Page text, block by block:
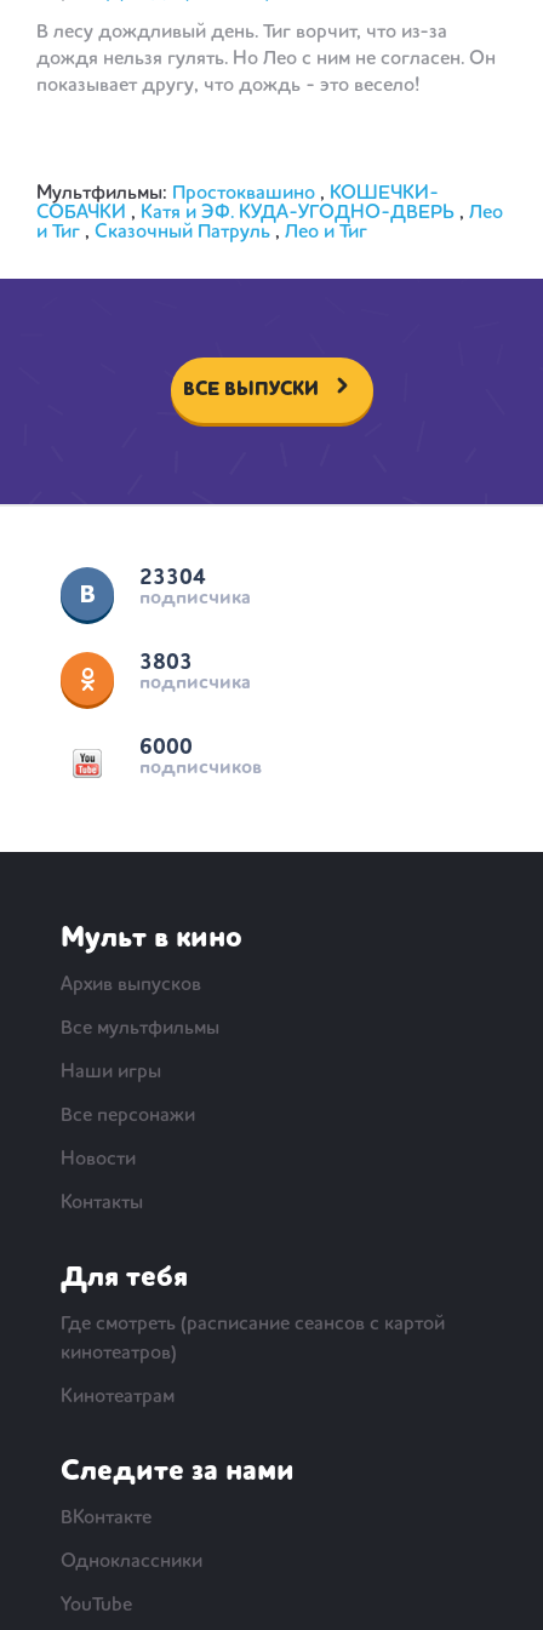
В лесу дождливый день. Тиг ворчит, что из-за
дождя нельзя гулять. Но Лео с ним не согласен. Он
показывает другу, что дождь - это весело!
Мультфильмы: Простоквашино , КОШЕЧКИ-
СОБАЧКИ , Катя и ЭФ. КУДА-УГОДНО-ДВЕРЬ , Лео
и Тиг , Сказочный Патруль , Лео и Тиг
ВСЕ ВЫПУСКИ
23304
подписчика
3803
подписчика
6000
подписчиков
Мульт в кино
Архив выпусков
Все мультфильмы
Наши игры
Все персонажи
Новости
Контакты
Для тебя
Где смотреть (расписание сеансов с картой
кинотеатров)
Кинотеатрам
Следите за нами
ВКонтакте
Одноклассники
YouTube